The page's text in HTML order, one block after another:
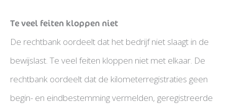
Te veel feiten kloppen niet
De rechtbank oordeelt dat het bedrijf niet slaagt in de
bewijslast. Te veel feiten kloppen niet met elkaar. De
rechtbank oordeelt dat de kilometerregistraties geen
begin- en eindbestemming vermelden, geregistreerde